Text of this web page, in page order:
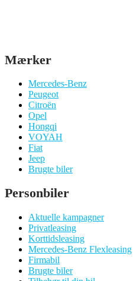
Mærker
Mercedes-Benz
Peugeot
Citroën
Opel
Hongqi
VOYAH
Fiat
Jeep
Brugte biler
Personbiler
Aktuelle kampagner
Privatleasing
Korttidsleasing
Mercedes-Benz Flexleasing
Firmabil
Brugte biler